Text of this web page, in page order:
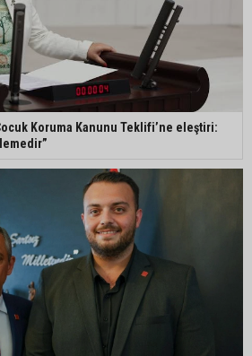
Koruma Kanunu Teklifi’ne eleştiri: